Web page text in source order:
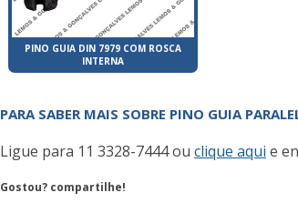
PINO GUIA DIN 7979 COM ROSCA
INTERNA
PARA SABER MAIS SOBRE PINO GUIA
Ligue para 11 3328-7444ou clique aqui e
Gostou? compartilhe!